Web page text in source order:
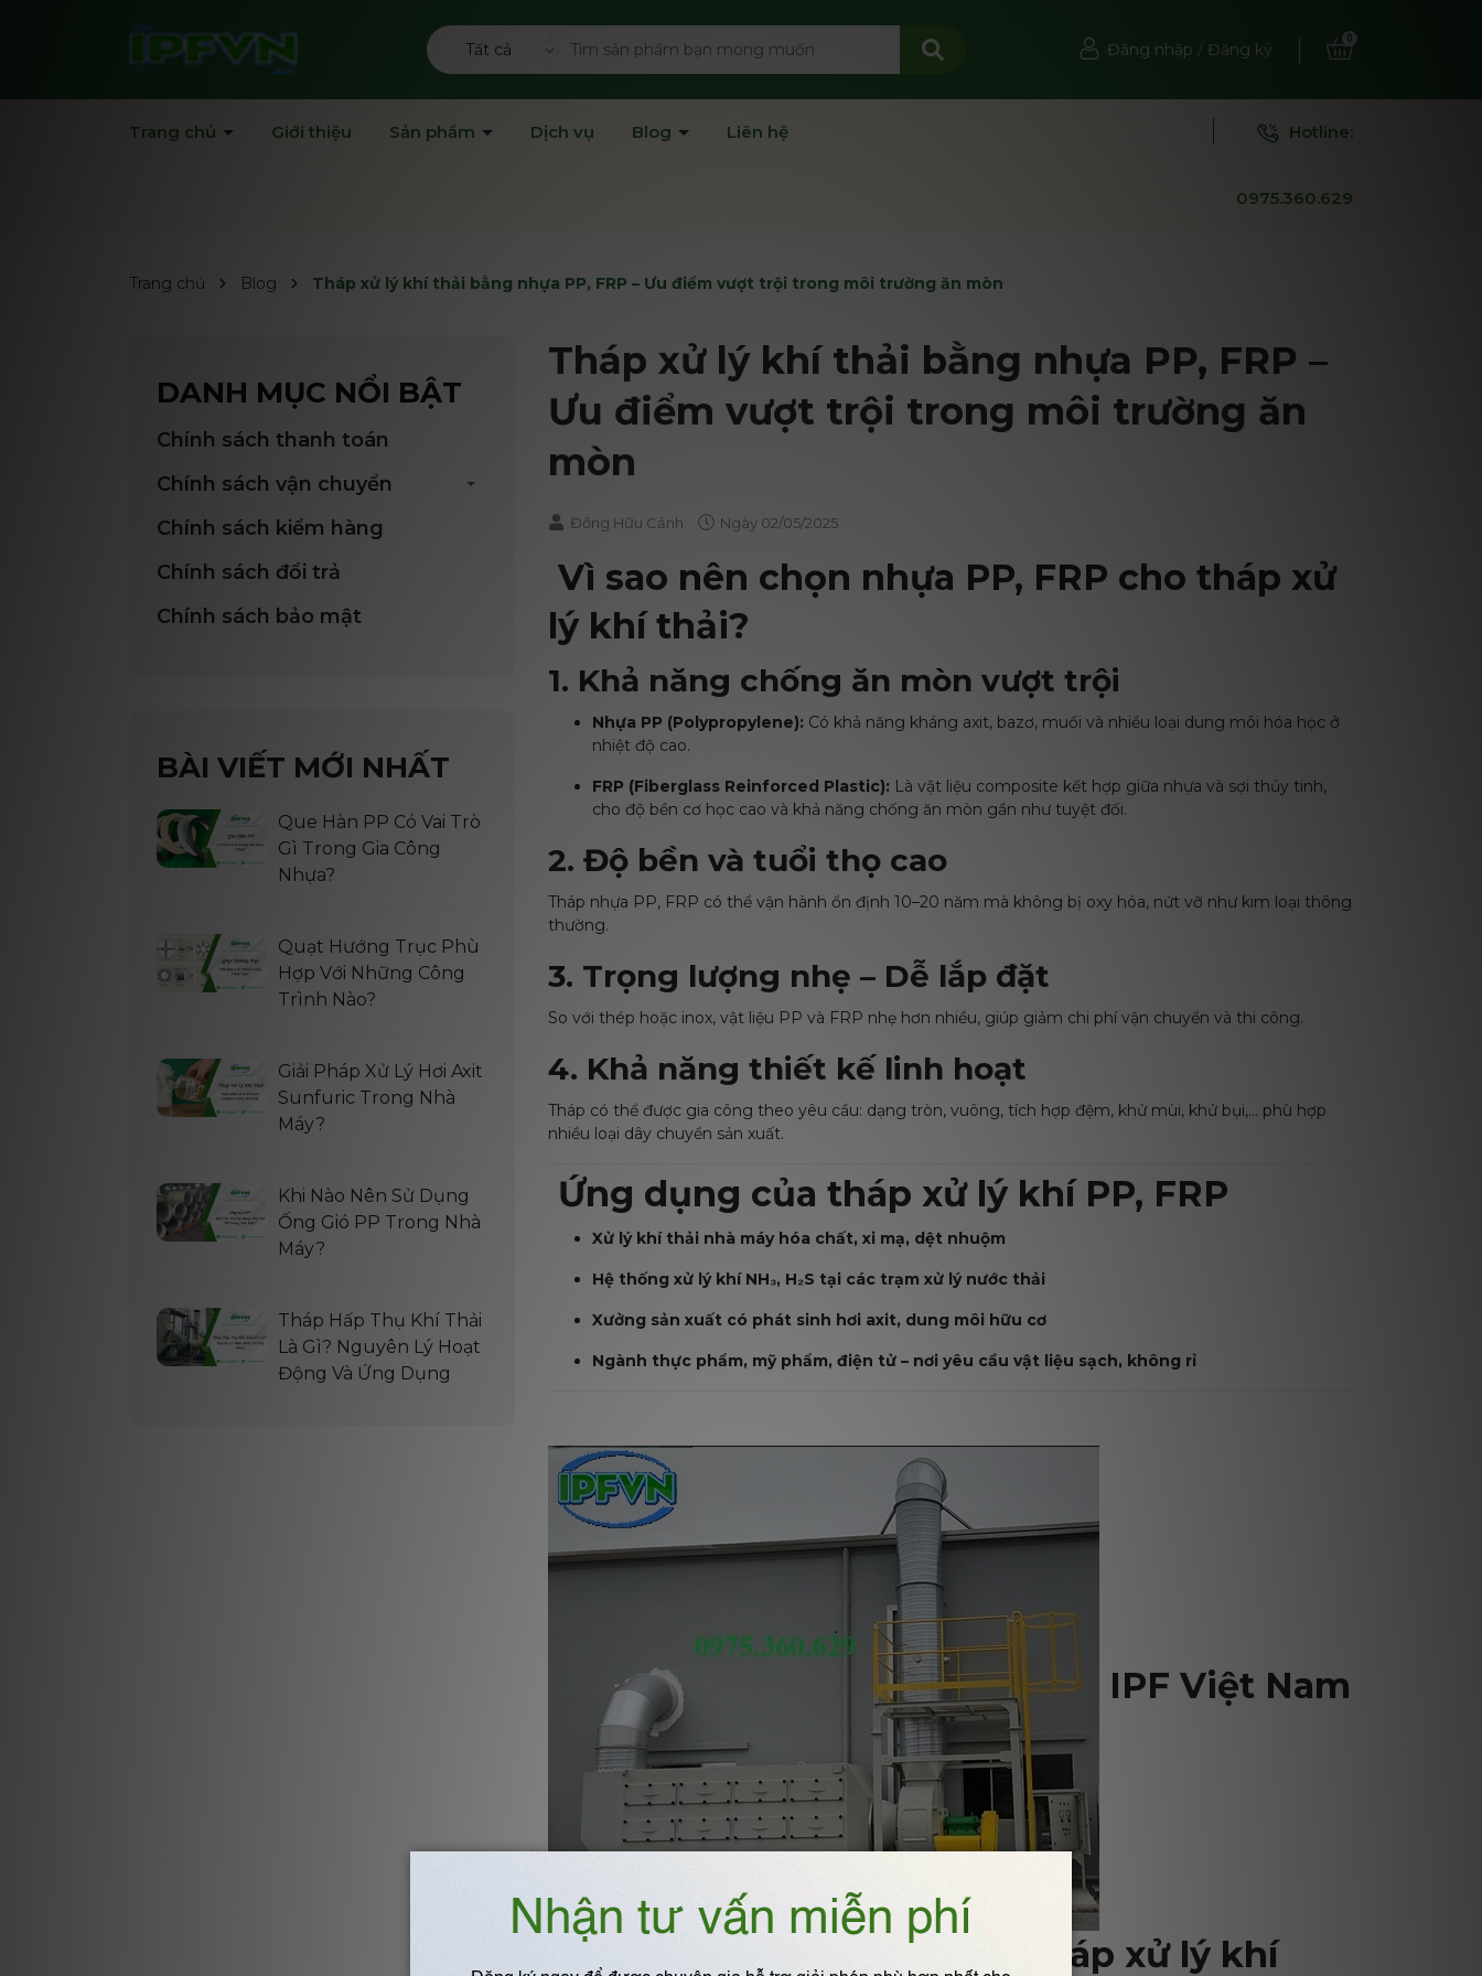
Tất cả Đăng nhập / Đăng ký
0
Trang chủ Giới thiệu Sản phẩm Dịch vụ Blog Liên hệ Hotline:
0975.360.629
Trang chủ Blog Tháp xử lý khí thải bằng nhựa PP, FRP – Ưu điểm vượt trội trong môi trường ăn mòn
Tháp xử lý khí thải bằng nhựa PP, FRP –
Ưu điểm vượt trội trong môi trường ăn
mòn
Đồng Hữu Cảnh Ngày 02/05/2025
Vì sao nên chọn nhựa PP, FRP cho tháp xử
lý khí thải?
1. Khả năng chống ăn mòn vượt trội
Nhựa PP (Polypropylene): Có khả năng kháng axit, bazơ, muối và nhiều loại dung môi hóa học ở
nhiệt độ cao.
FRP (Fiberglass Reinforced Plastic): Là vật liệu composite kết hợp giữa nhựa và sợi thủy tinh,
cho độ bền cơ học cao và khả năng chống ăn mòn gần như tuyệt đối.
2. Độ bền và tuổi thọ cao
Tháp nhựa PP, FRP có thể vận hành ổn định 10–20 năm mà không bị oxy hóa, nứt vỡ như kim loại thông
thường.
3. Trọng lượng nhẹ – Dễ lắp đặt
So với thép hoặc inox, vật liệu PP và FRP nhẹ hơn nhiều, giúp giảm chi phí vận chuyển và thi công.
4. Khả năng thiết kế linh hoạt
Tháp có thể được gia công theo yêu cầu: dạng tròn, vuông, tích hợp đệm, khử mùi, khử bụi,… phù hợp
nhiều loại dây chuyền sản xuất.
Ứng dụng của tháp xử lý khí PP, FRP
Xử lý khí thải nhà máy hóa chất, xi mạ, dệt nhuộm
Hệ thống xử lý khí NH₃, H₂S tại các trạm xử lý nước thải
Xưởng sản xuất có phát sinh hơi axit, dung môi hữu cơ
Ngành thực phẩm, mỹ phẩm, điện tử – nơi yêu cầu vật liệu sạch, không rỉ
IPF Việt Nam
– Đơn vị thiết kế & lắp đặt tháp xử lý khí
DANH MỤC NỔI BẬT
Chính sách thanh toán
Chính sách vận chuyển
Chính sách kiểm hàng
Chính sách đổi trả
Chính sách bảo mật
BÀI VIẾT MỚI NHẤT
Que Hàn PP Có Vai Trò
Gì Trong Gia Công
Nhựa?
Quạt Hướng Trục Phù
Hợp Với Những Công
Trình Nào?
Giải Pháp Xử Lý Hơi Axit
Sunfuric Trong Nhà
Máy?
Khi Nào Nên Sử Dụng
Ống Gió PP Trong Nhà
Máy?
Tháp Hấp Thụ Khí Thải
Là Gì? Nguyên Lý Hoạt
Động Và Ứng Dụng